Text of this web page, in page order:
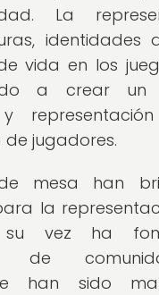
La
identidades
vida en los
a crear un
y
jugadores.
mesa han
la
vez ha
de
han sido